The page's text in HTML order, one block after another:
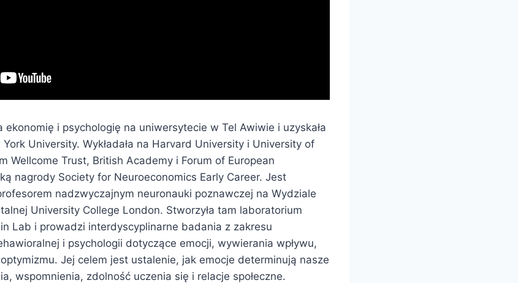
ekonomię i psychologię na uniwersytecie w Tel Awiwie i uzyskała
University. Wykładała na Harvard University i University of
Wellcome Trust, British Academy i Forum of European
nagrody Society for Neuroeconomics Early Career. Jest
nadzwyczajnym neuronauki poznawczej na Wydziale
University College London. Stworzyła tam laboratorium
Lab i prowadzi interdyscyplinarne badania z zakresu
i psychologii dotyczące emocji, wywierania wpływu,
Jej celem jest ustalenie, jak emocje determinują nasze
wspomnienia, zdolność uczenia się i relacje społeczne.